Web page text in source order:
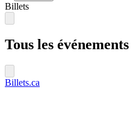
Billets
Tous les événements
Billets.ca